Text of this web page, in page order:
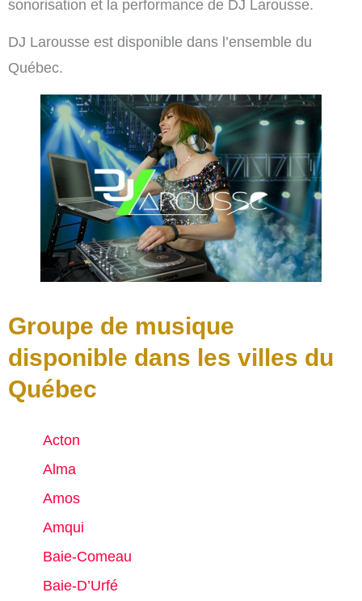
sonorisation et la performance de DJ Larousse.
DJ Larousse est disponible dans l’ensemble du
Québec.
Groupe de musique
disponible dans les villes du
Québec
Acton
Alma
Amos
Amqui
Baie-Comeau
Baie-D’Urfé